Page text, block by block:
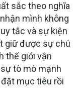
sắc theo nghĩa
mình không
tắc và sự kiện
giữ được sự chú
thế giới vận
tò mò mạnh
mục tiêu rồi